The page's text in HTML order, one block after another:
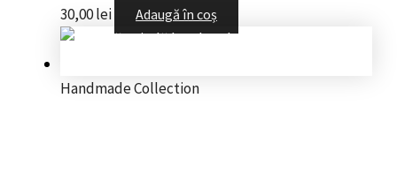
30,00lei Adaugă în coș
Handmade Collection